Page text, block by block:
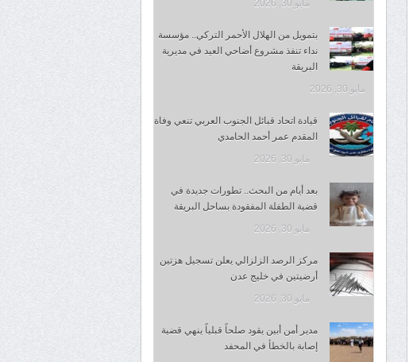
مايو 30, 2026
بتمويل من الهلال الأحمر التركي.. مؤسسة
نداء تنفذ مشروع أضاحي العيد في مديرية
البريقة
مايو 30, 2026
قيادة اتحاد قبائل الجنوب العربي تنعي وفاة
المقدم عمر أحمد الحامدي
مايو 30, 2026
بعد أيام من البحث.. تطورات جديدة في
قضية الطفلة المفقودة بساحل البريقة
مايو 30, 2026
مركز الرصد الزلزالي يعلن تسجيل هزتين
أرضيتين في خليج عدن
مايو 30, 2026
مدير أمن أبين يقود صلحاً قبلياً ينهي قضية
إصابة بالخطأ في المحفد